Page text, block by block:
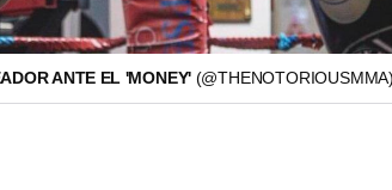
ANTE EL 'MONEY'